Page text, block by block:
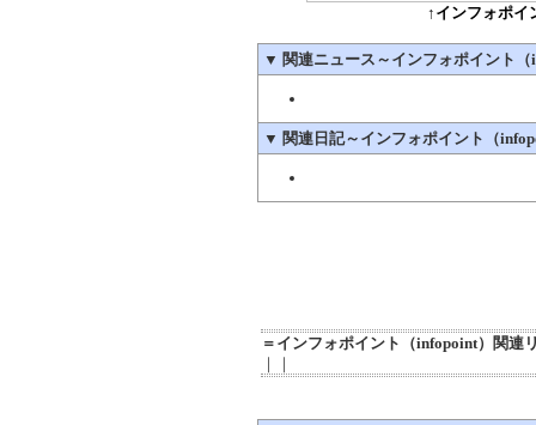
↑インフォポイ
▼ 関連ニュース～インフォポイント
▼ 関連日記～インフォポイント（
＝インフォポイント（infopoint）関連
｜｜